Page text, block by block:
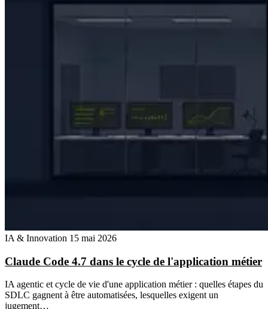
IA & Innovation 15 mai 2026
Claude Code 4.7 dans le cycle de l'application métier
IA agentic et cycle de vie d'une application métier : quelles étapes du
SDLC gagnent à être automatisées, lesquelles exigent un
jugement…